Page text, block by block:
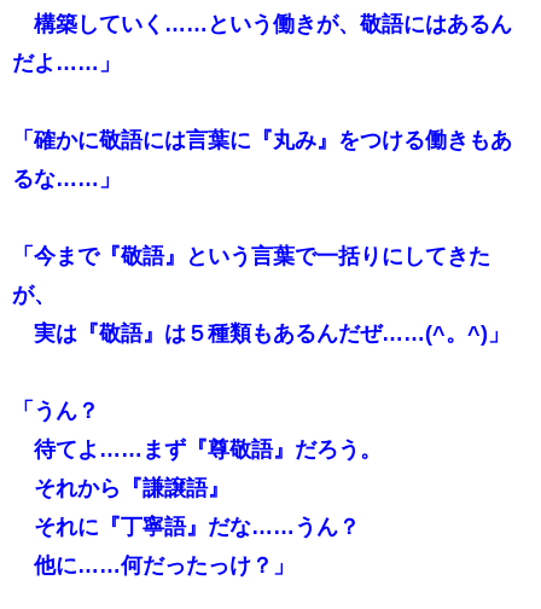
構築していく……という働きが、敬語にはあるん
だよ……」
「確かに敬語には言葉に『丸み』をつける働きもあ
るな……」
「今まで『敬語』という言葉で一括りにしてきた
が、
実は『敬語』は５種類もあるんだぜ……(^。^)」
「うん？
待てよ……まず『尊敬語』だろう。
それから『謙譲語』
それに『丁寧語』だな……うん？
他に……何だったっけ？」